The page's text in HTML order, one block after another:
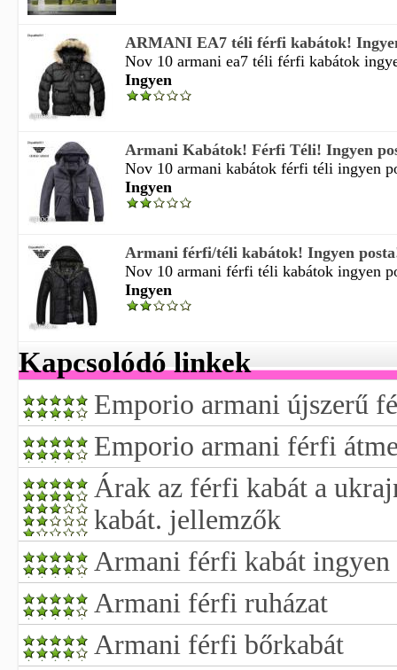
ARMANI EA7 téli férfi kabátok!
Nov 10 armani ea7 téli férfi kabátok
Ingyen
Armani Kabátok! Férfi Téli! Ingyen
Nov 10 armani kabátok férfi téli ingyen
Ingyen
Armani férfi/téli kabátok! Ingyen
Nov 10 armani férfi téli kabátok ingyen
Ingyen
Kapcsolódó linkek
Emporio armani újszerű
Emporio armani férfi
Árak az férfi kabát a
kabát. jellemzők
Armani férfi kabát ingyen
Armani férfi ruházat
Armani férfi bőrkabát